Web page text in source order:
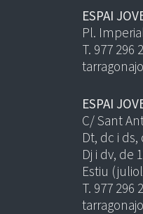
ESPAI
Pl.
T. 977 296
ESPAI
C/ Sant
Dt, dc i ds,
Dj i dv, de
Estiu
T. 977 296